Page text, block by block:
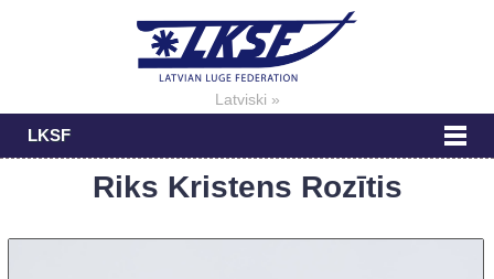
Latviski »
LKSF
Riks Kristens Rozītis